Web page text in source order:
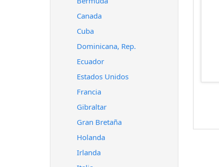
Canada
Cuba
Dominicana, Rep.
Ecuador
Estados Unidos
Francia
Gibraltar
Gran Bretaña
Holanda
Irlanda